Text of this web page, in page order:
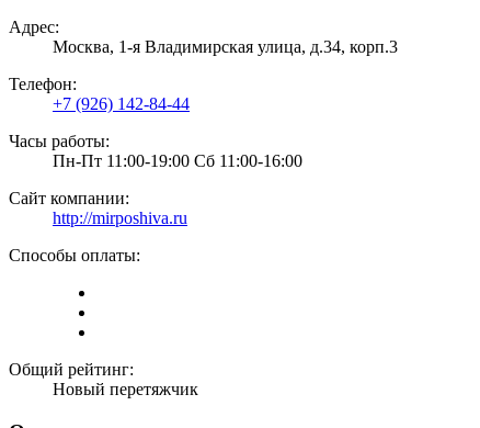
Адрес:
Москва, 1-я Владимирская улица, д.34, корп.3
Телефон:
+7 (926) 142-84-44
Часы работы:
Пн-Пт 11:00-19:00 Сб 11:00-16:00
Сайт компании:
http://mirposhiva.ru
Способы оплаты:
Общий рейтинг:
Новый перетяжчик